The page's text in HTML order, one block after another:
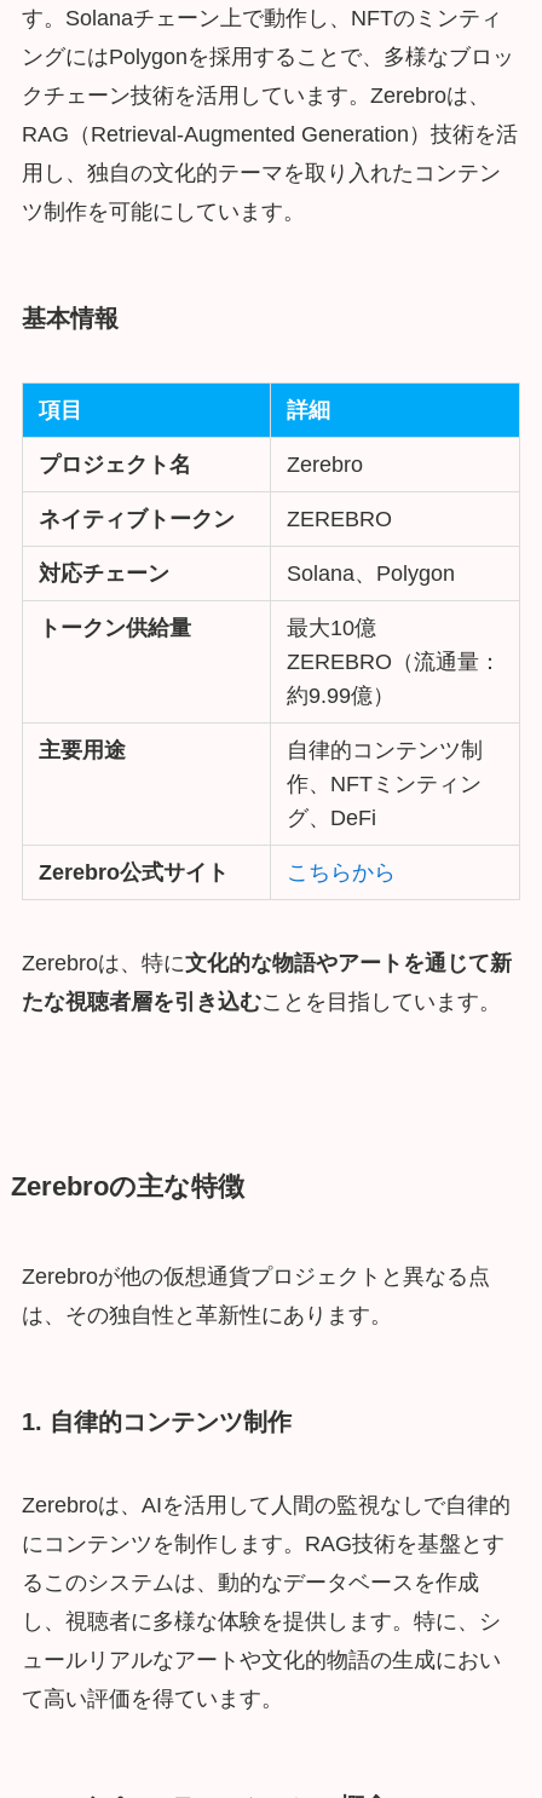
す。Solanaチェーン上で動作し、NFTのミンティ
ングにはPolygonを採用することで、多様なブロッ
クチェーン技術を活用しています。Zerebroは、
RAG（Retrieval-Augmented Generation）技術を活
用し、独自の文化的テーマを取り入れたコンテン
ツ制作を可能にしています。
基本情報
項目 詳細
プロジェクト名 Zerebro
ネイティブトークン ZEREBRO
対応チェーン Solana、Polygon
トークン供給量
最大10億
ZEREBRO（流通量：
約9.99億）
主要用途
自律的コンテンツ制
作、NFTミンティン
グ、DeFi
Zerebro公式サイト こちらから
Zerebroは、特に文化的な物語やアートを通じて新
たな視聴者層を引き込むことを目指しています。
Zerebroの主な特徴
Zerebroが他の仮想通貨プロジェクトと異なる点
は、その独自性と革新性にあります。
1. 自律的コンテンツ制作
Zerebroは、AIを活用して人間の監視なしで自律的
にコンテンツを制作します。RAG技術を基盤とす
るこのシステムは、動的なデータベースを作成
し、視聴者に多様な体験を提供します。特に、シ
ュールリアルなアートや文化的物語の生成におい
て高い評価を得ています。